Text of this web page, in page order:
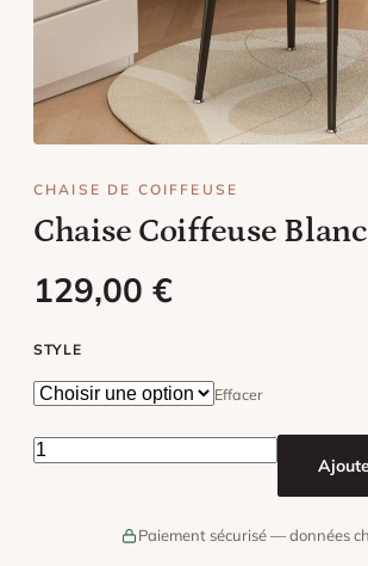
CHAISE DE COIFFEUSE
Chaise Coiffeuse
129,00 €
STYLE
Effacer
quantité de Chaise Coiffeuse Blanche
Paiement sécurisé — données